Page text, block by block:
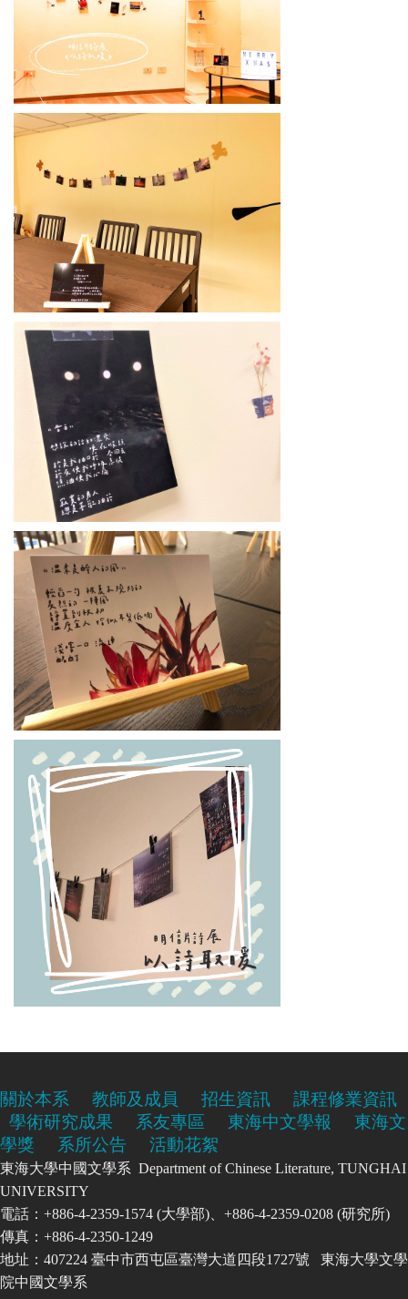
關於本系 教師及成員 招生資訊
課程修業資訊
學術研究成果
系友專區 東海中文學報
東海文
學獎
系所公告 活動花絮
東海大學中國文學系 Department of Chinese Literature, TUNGHAI
UNIVERSITY
電話：+886-4-2359-1574 (大學部)、+886-4-2359-0208 (研究所)
傳真：+886-4-2350-1249
地址：407224 臺中市西屯區臺灣大道四段1727號 東海大學文學
院中國文學系